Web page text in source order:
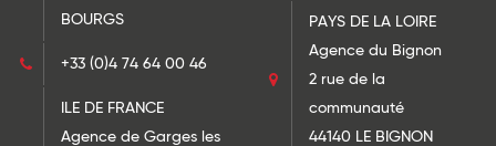
BOURGS
+33 (0)4 74 64 00 46
ILE DE FRANCE
Agence de Garges les
PAYS DE LA LOIRE
Agence du Bignon
2 rue de la
communauté
44140 LE BIGNON